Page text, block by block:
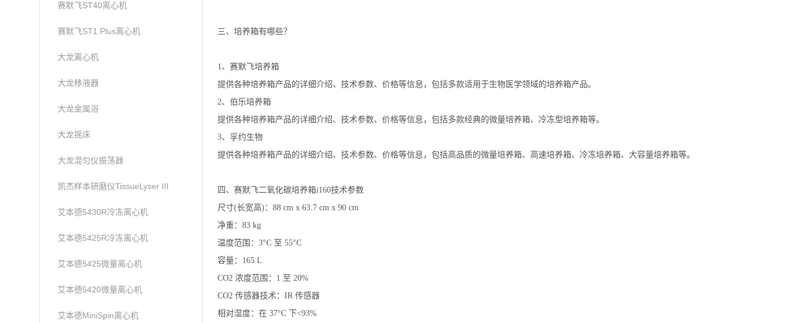
赛默飞ST40离心机
赛默飞ST1 Plus离心机
大龙离心机
大龙移液器
大龙金属浴
大龙摇床
大龙混匀仪振荡器
凯杰样本研磨仪TissueLyser III
艾本德5430R冷冻离心机
艾本德5425R冷冻离心机
艾本德5425微量离心机
艾本德5420微量离心机
艾本德MiniSpin离心机
三、培养箱有哪些？
1、赛默飞培养箱
提供各种培养箱产品的详细介绍、技术参数、价格等信息，包括多款适用于生物医学领域的培养箱产品。
2、伯乐培养箱
提供各种培养箱产品的详细介绍、技术参数、价格等信息，包括多款经典的微量培养箱、冷冻型培养箱等。
3、孚约生物
提供各种培养箱产品的详细介绍、技术参数、价格等信息，包括高品质的微量培养箱、高速培养箱、冷冻培养箱、大容量培养箱等。
四、赛默飞二氧化碳培养箱i160技术参数
尺寸(长宽高)：88 cm x 63.7 cm x 90 cm
净重：83 kg
温度范围：3°C 至 55°C
容量：165 L
CO2 浓度范围：1 至 20%
CO2 传感器技术：IR 传感器
相对湿度：在 37°C 下<93%